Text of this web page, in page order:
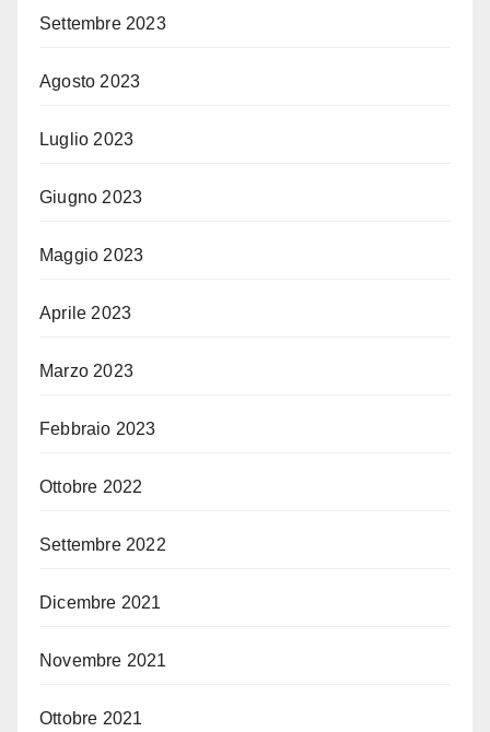
Settembre 2023
Agosto 2023
Luglio 2023
Giugno 2023
Maggio 2023
Aprile 2023
Marzo 2023
Febbraio 2023
Ottobre 2022
Settembre 2022
Dicembre 2021
Novembre 2021
Ottobre 2021